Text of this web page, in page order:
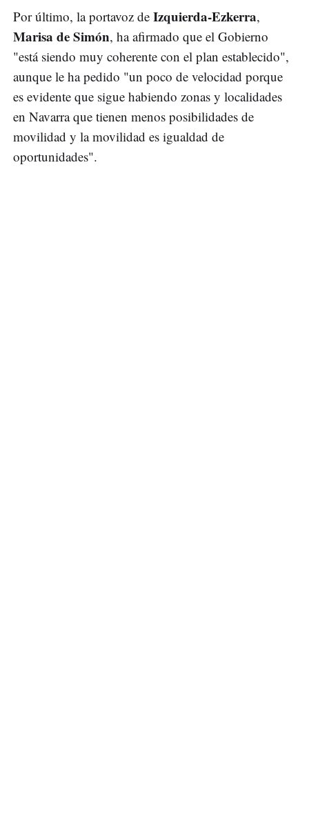
Por último, la portavoz de Izquierda-Ezkerra,
Marisa de Simón, ha afirmado que el Gobierno
"está siendo muy coherente con el plan establecido",
aunque le ha pedido "un poco de velocidad porque
es evidente que sigue habiendo zonas y localidades
en Navarra que tienen menos posibilidades de
movilidad y la movilidad es igualdad de
oportunidades".